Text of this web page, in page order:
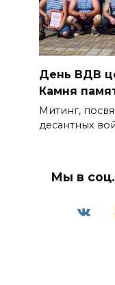
День ВДВ
Камня
Митинг,
десантных
Мы в